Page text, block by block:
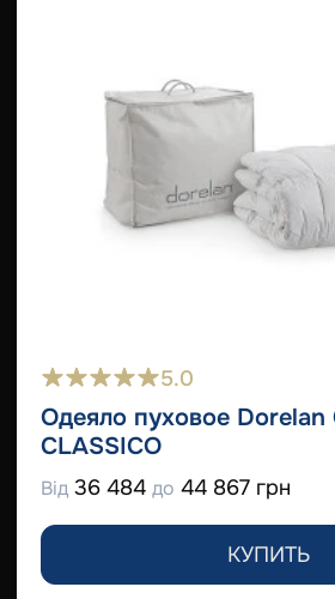
5.0
Одеяло пуховое Dorelan
CLASSICO
Від 36 484 до 44 867 грн
КУПИТЬ